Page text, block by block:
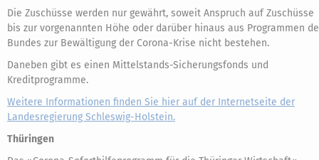
Die Zuschüsse werden nur gewährt, soweit Anspruch auf Zuschüsse
bis zur vorgenannten Höhe oder darüber hinaus aus Programmen
Bundes zur Bewältigung der Corona-Krise nicht bestehen.
Daneben gibt es einen Mittelstands-Sicherungsfonds und
Kreditprogramme.
Weitere Informationen finden Sie hier auf der Internetseite der
Landesregierung Schleswig-Holstein.
Thüringen